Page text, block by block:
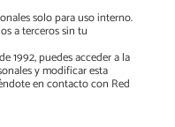
solo para uso interno.
a terceros sin tu
1992, puedes acceder a la
y modificar esta
en contacto con Red